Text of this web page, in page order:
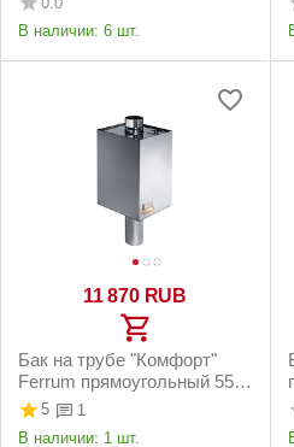
В наличии: 6 шт.
11 870 RUB
Бак на трубе "Комфорт"
Ferrum прямоугольный 55
л. Ф115
5
1
В наличии: 1 шт.